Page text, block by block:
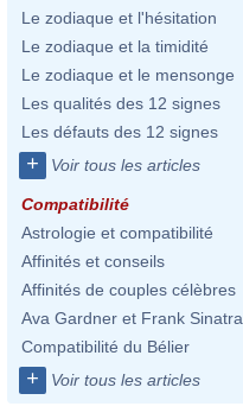
Le zodiaque et l'hésitation
Le zodiaque et la timidité
Le zodiaque et le mensonge
Les qualités des 12 signes
Les défauts des 12 signes
+ Voir tous les articles
Compatibilité
Astrologie et compatibilité
Affinités et conseils
Affinités de couples célèbres
Ava Gardner et Frank Sinatra
Compatibilité du Bélier
+ Voir tous les articles